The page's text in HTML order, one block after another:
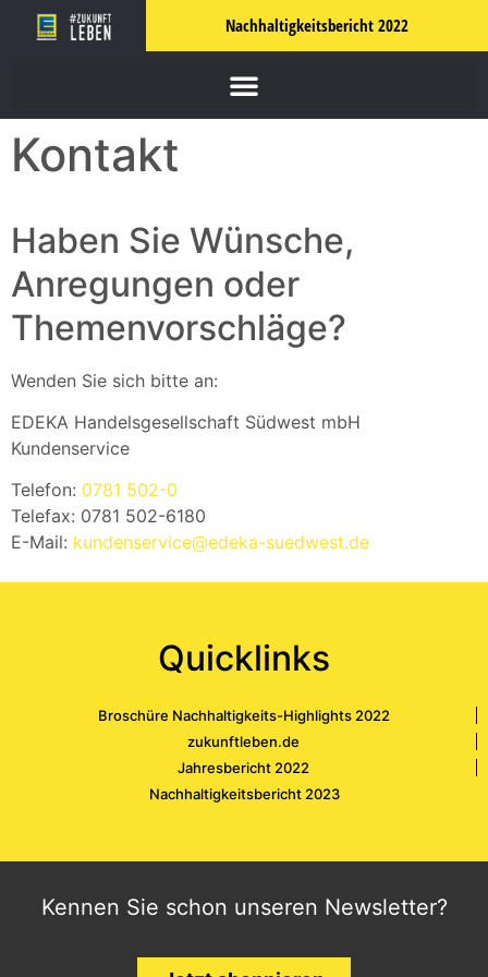
Nachhaltigkeitsbericht 2022
Kontakt
Haben Sie Wünsche,
Anregungen oder
Themenvorschläge?
Wenden Sie sich bitte an:
EDEKA Handelsgesellschaft Südwest mbH
Kundenservice
Telefon: 0781 502-0
Telefax: 0781 502-6180
E-Mail: kundenservice@edeka-suedwest.de
Quicklinks
Broschüre Nachhaltigkeits-Highlights 2022
zukunftleben.de
Jahresbericht 2022
Nachhaltigkeitsbericht 2023
Kennen Sie schon unseren Newsletter?